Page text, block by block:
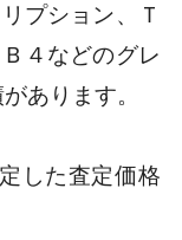
プション、Ｔ
４などのグレ
あります。
した査定価格